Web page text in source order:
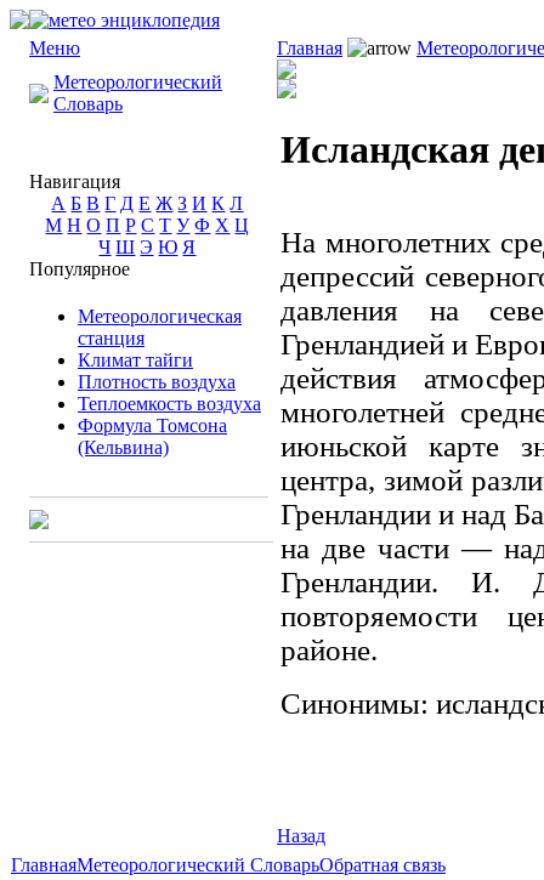
Меню
Метеорологический
Словарь
Навигация
А Б В Г Д Е Ж З И К Л
М Н О П Р С Т У Ф Х Ц
Ч Ш Э Ю Я
Популярное
Метеорологическая
станция
Климат тайги
Плотность воздуха
Теплоемкость воздуха
Формула Томсона
(Кельвина)
Главная
Исландская
На многолетних
депрессий
давления на
Гренландией и
действия
многолетней
июньской карте
центра, зимой
Гренландии и над
на две части —
Гренландии. И.
повторяемости
районе.
Синонимы:
Назад
ГлавнаяМетеорологический СловарьОбратная связь